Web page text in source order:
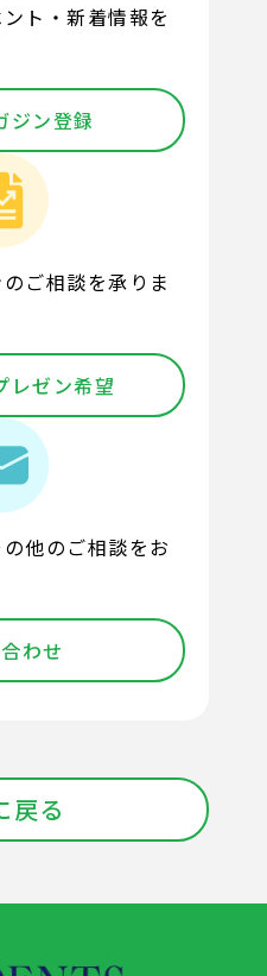
ト・新着情報を
ジン登録
ご相談を承りま
レゼン希望
他のご相談をお
わせ
戻る